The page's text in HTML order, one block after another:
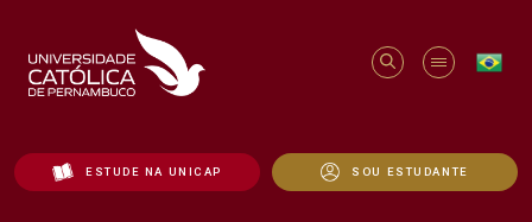
ESTUDE NA UNICAP SOU ESTUDANTE